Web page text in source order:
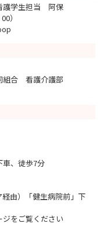
護学生担当 阿保
）
組合 看護介護部
、徒歩7分
由）「健生病院前」下
をご覧ください